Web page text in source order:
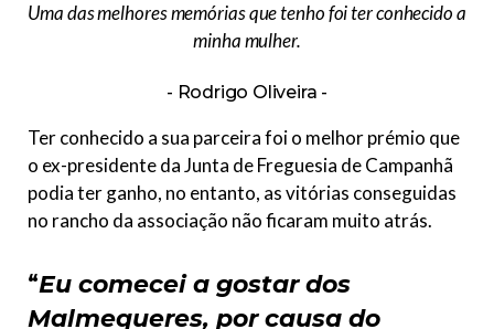
Uma das melhores memórias que tenho foi ter conhecido a
minha mulher.
Rodrigo Oliveira
Ter conhecido a sua parceira foi o melhor prémio que
o ex-presidente da Junta de Freguesia de Campanhã
podia ter ganho, no entanto, as vitórias conseguidas
no rancho da associação não ficaram muito atrás.
“Eu comecei a gostar dos
Malmequeres, por causa do